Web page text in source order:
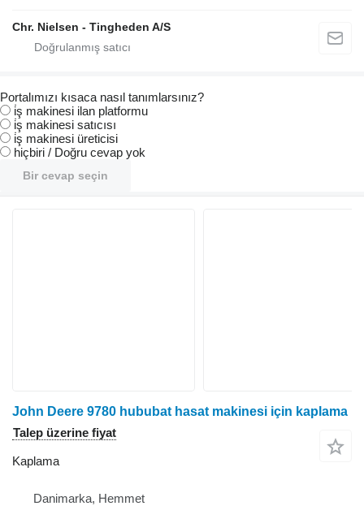
Chr. Nielsen - Tingheden A/S
Portalımızı kısaca nasıl tanımlarsınız?
i̇ş makinesi ilan platformu
i̇ş makinesi satıcısı
i̇ş makinesi üreticisi
hiçbiri / Doğru cevap yok
Bir cevap seçin
John Deere 9780 hububat hasat makinesi için kaplama
Talep üzerine fiyat
Kaplama
Danimarka, Hemmet